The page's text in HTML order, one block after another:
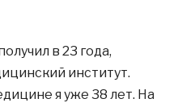
в 23 года,
институт.
я уже 38 лет. На